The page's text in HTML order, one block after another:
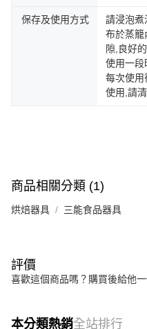
保存及使用方式
請浸泡煮
布於蒸籠
隙,良好
使用一段
每次使用
使用,請
商品相關分類 (1)
烘焙器具 三能食品器具
評價
喜歡這個商品嗎？購買後給他
本分類熱銷全站排行